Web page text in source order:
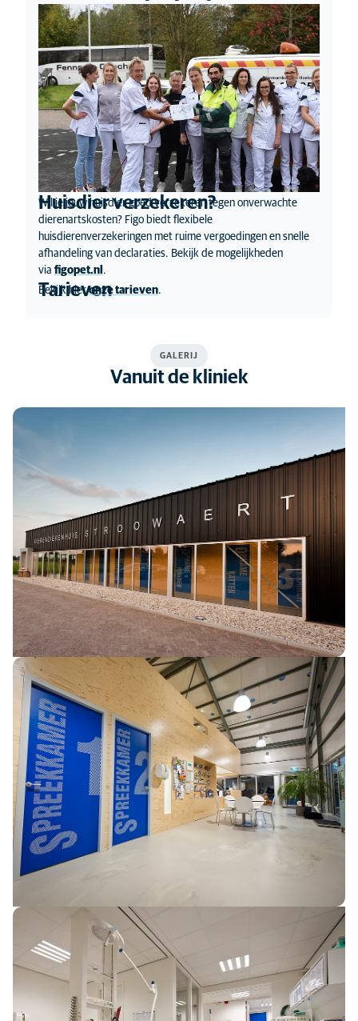
Huisdier verzekeren?
Wil je jouw huisdier goed verzekeren tegen onverwachte
dierenartskosten? Figo biedt flexibele
huisdierenverzekeringen met ruime vergoedingen en snelle
afhandeling van declaraties. Bekijk de mogelijkheden
via figopet.nl .
Tarieven
Bekijk hieronze tarieven.
GALERIJ
Vanuit de kliniek